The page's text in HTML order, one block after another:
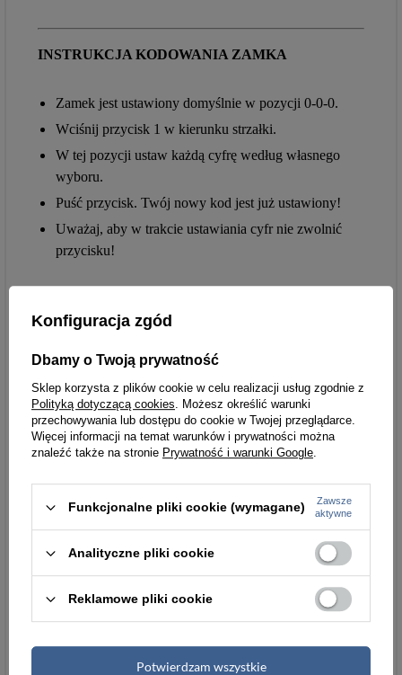
INSTRUKCJA KODOWANIA ZAMKA
Zamek jest ustawiony domyślnie w pozycji 0-0-0.
Wciśnij przycisk 1 w kierunku strzałki.
W tej pozycji ustaw każdą cyfrę według własnego
wyboru.
Puść przycisk. Twój nowy kod jest już ustawiony!
Uważaj, aby w trakcie ustawiania cyfr nie zwolnić
przycisku!
Masz pytania?
produku?Zapytaj naszego eksperta
Konfiguracja zgód
Dbamy o Twoją prywatność
Sklep korzysta z plików cookie w celu realizacji usług zgodnie z
Polityką dotyczącą cookies. Możesz określić warunki
przechowywania lub dostępu do cookie w Twojej przeglądarce.
Więcej informacji na temat warunków i prywatności można
znaleźć także na stronie Prywatność i warunki Google.
Funkcjonalne pliki cookie (wymagane)
Zawsze
aktywne
Analityczne pliki cookie
Reklamowe pliki cookie
Potwierdzam wszystkie